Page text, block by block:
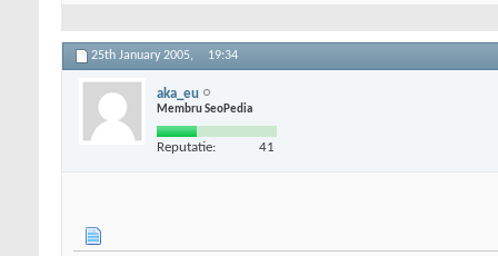
25th January 2005, 19:34
aka_eu
Membru SeoPedia
Reputatie: 41